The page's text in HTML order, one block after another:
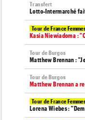
Transfert
Lotto-Intermarché
Tour de France
Kasia Niewiadoma :
Tour de Burgos
Matthew Brennan :
Tour de Burgos
Matthew Brennan a
Tour de France
Lorena Wiebes :